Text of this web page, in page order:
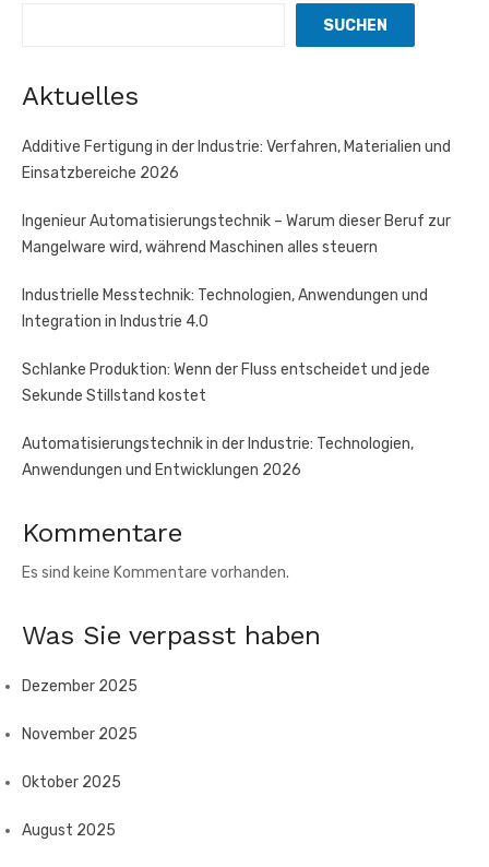
SUCHEN
Aktuelles
Additive Fertigung in der Industrie: Verfahren, Materialien und
Einsatzbereiche 2026
Ingenieur Automatisierungstechnik – Warum dieser Beruf zur
Mangelware wird, während Maschinen alles steuern
Industrielle Messtechnik: Technologien, Anwendungen und
Integration in Industrie 4.0
Schlanke Produktion: Wenn der Fluss entscheidet und jede
Sekunde Stillstand kostet
Automatisierungstechnik in der Industrie: Technologien,
Anwendungen und Entwicklungen 2026
Kommentare
Es sind keine Kommentare vorhanden.
Was Sie verpasst haben
Dezember 2025
November 2025
Oktober 2025
August 2025